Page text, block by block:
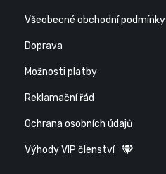
Všeobecné obchodní podmínky
Doprava
Možnosti platby
Reklamační řád
Ochrana osobních údajů
Výhody VIP členství